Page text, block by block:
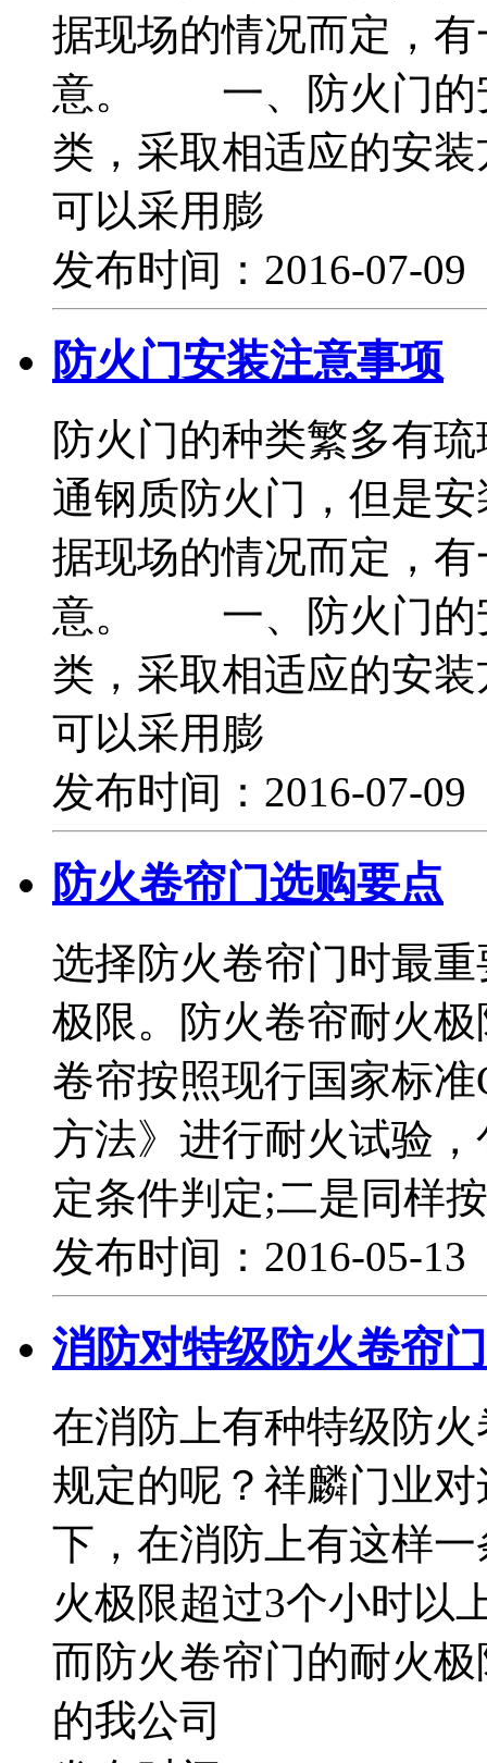
据现场的情况而定，
意。 一、防火门的
类，采取相适应的安
可以采用膨
发布时间：2016-07-
防火门安装注意事项
防火门的种类繁多有
通钢质防火门，但是
据现场的情况而定，
意。 一、防火门的
类，采取相适应的安
可以采用膨
发布时间：2016-07-
防火卷帘门选购要点
选择防火卷帘门时最
极限。防火卷帘耐火
卷帘按照现行国家标
方法》进行耐火试验
定条件判定;二是同样
发布时间：2016-05-
消防对特级防火卷帘
在消防上有种特级防
规定的呢？祥麟门业
下，在消防上有这样
火极限超过3个小时以
而防火卷帘门的耐火
的我公司